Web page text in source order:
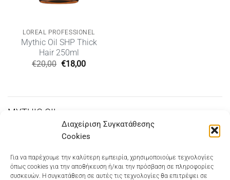
Διαχείριση Συγκατάθεσης
Cookies
Για να παρέχουμε την καλύτερη εμπειρία, χρησιμοποιούμε τεχνολογίες
όπως cookies για την αποθήκευση ή/και την πρόσβαση σε πληροφορίες
συσκευών. Η συγκατάθεση σε αυτές τις τεχνολογίες θα επιτρέψει σε
LOREAL PROFESSIONEL
Mythic Oil SHP Thick
Hair 250ml
€20,00 Original
price
€18,00Η
€18,00.
MYTHIC OIL
Dioni Hair Care, Ζυμβρακάκηδων 33, τηλ 28210
91906